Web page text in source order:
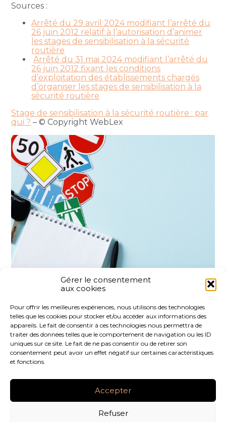
Gérer le consentement
aux cookies
Pour offrir les meilleures expériences, nous utilisons des technologies
telles que les cookies pour stocker et/ou accéder aux informations des
appareils. Le fait de consentir à ces technologies nous permettra de
traiter des données telles que le comportement de navigation ou les ID
uniques sur ce site. Le fait de ne pas consentir ou de retirer son
consentement peut avoir un effet négatif sur certaines caractéristiques
et fonctions.
Accepter
Refuser
Sources :
Arrêté du 29 avril 2024 modifiant l’arrêté du
26 juin 2012 relatif à l’autorisation d’animer
les stages de sensibilisation à la sécurité
routière
Arrêté du 31 mai 2024 modifiant l’arrêté du
26 juin 2012 fixant les conditions
d’exploitation des établissements chargés
d’organiser les stages de sensibilisation à la
sécurité routière
Stage de sensibilisation à la sécurité routière : par
qui ? – © Copyright WebLex
FaceBook
TwitterLinkedIn
Footer
LE CABINET NOS SERVICES
NOS OUTILS
RECRUTEMENT